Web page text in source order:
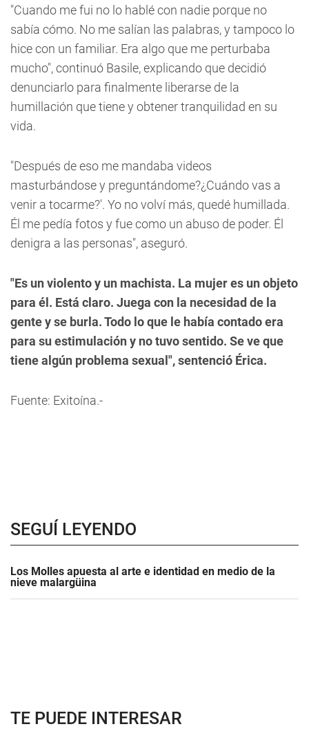
"Cuando me fui no lo hablé con nadie porque no
sabía cómo. No me salían las palabras, y tampoco lo
hice con un familiar. Era algo que me perturbaba
mucho", continuó Basile, explicando que decidió
denunciarlo para finalmente liberarse de la
humillación que tiene y obtener tranquilidad en su
vida.
"Después de eso me mandaba videos
masturbándose y preguntándome?¿Cuándo vas a
venir a tocarme?'. Yo no volví más, quedé humillada.
Él me pedía fotos y fue como un abuso de poder. Él
denigra a las personas", aseguró.
"Es un violento y un machista. La mujer es un objeto
para él. Está claro. Juega con la necesidad de la
gente y se burla. Todo lo que le había contado era
para su estimulación y no tuvo sentido. Se ve que
tiene algún problema sexual", sentenció Érica.
Fuente: Exitoína.-
SEGUÍ LEYENDO
Los Molles apuesta al arte e identidad en medio de la
nieve malargüina
TE PUEDE INTERESAR